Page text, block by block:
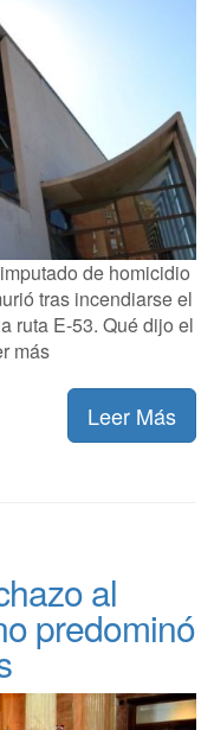
de homicidio
tras incendiarse el
ruta E-53. Qué dijo el
más
Leer Más
al
predominó